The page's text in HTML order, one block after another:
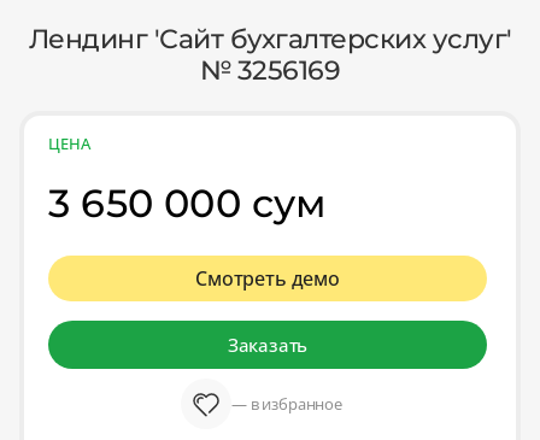
Лендинг 'Сайт бухгалтерских услуг'
№ 3256169
ЦЕНА
3 650 000 сум
Смотреть демо
Заказать
— в избранное